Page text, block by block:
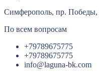
Симферополь, пр. Победы,
По всем вопросам
+79789675775
+79789675775
info@laguna-bk.com